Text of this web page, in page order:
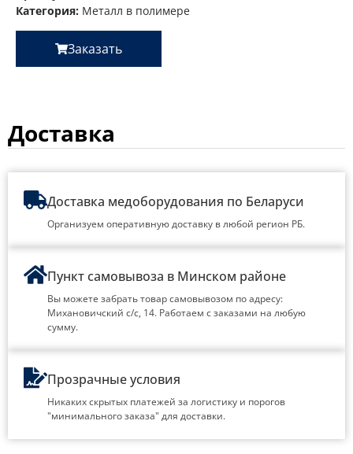
Категория: Металл в полимере
Заказать
Доставка
Доставка медоборудования по Беларуси
Организуем оперативную доставку в любой регион РБ.
Пункт самовывоза в Минском районе
Вы можете забрать товар самовывозом по адресу:
Михановичский с/с, 14. Работаем с заказами на любую
сумму.
Прозрачные условия
Никаких скрытых платежей за логистику и порогов
"минимального заказа" для доставки.